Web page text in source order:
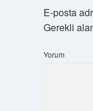
E-posta
Gerekli
Yorum